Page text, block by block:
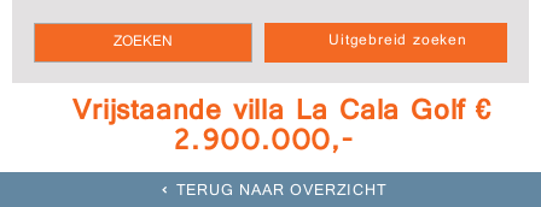
Uitgebreid zoeken
Vrijstaande villa La Cala Golf €
2.900.000,-
TERUG NAAR OVERZICHT